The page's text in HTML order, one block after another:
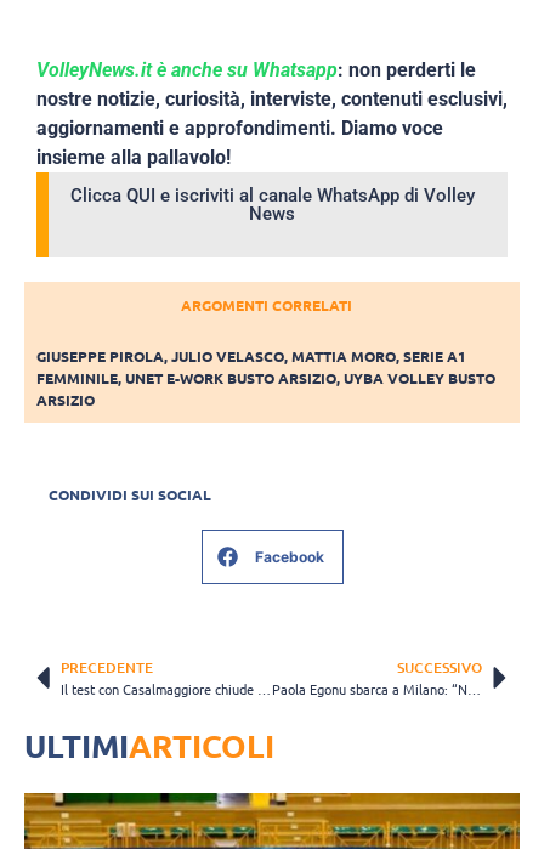
VolleyNews.it è anche su Whatsapp: non perderti le
nostre notizie, curiosità, interviste, contenuti esclusivi,
aggiornamenti e approfondimenti. Diamo voce
insieme alla pallavolo!
Clicca QUI e iscriviti al canale WhatsApp di Volley
News
ARGOMENTI CORRELATI
GIUSEPPE PIROLA,JULIO VELASCO,MATTIA MORO,SERIE A1
FEMMINILE,UNET E-WORK BUSTO ARSIZIO,UYBA VOLLEY BUSTO
ARSIZIO
CONDIVIDI SUI SOCIAL
Facebook
PRECEDENTE SUCCESSIVO
ULTIMIARTICOLI